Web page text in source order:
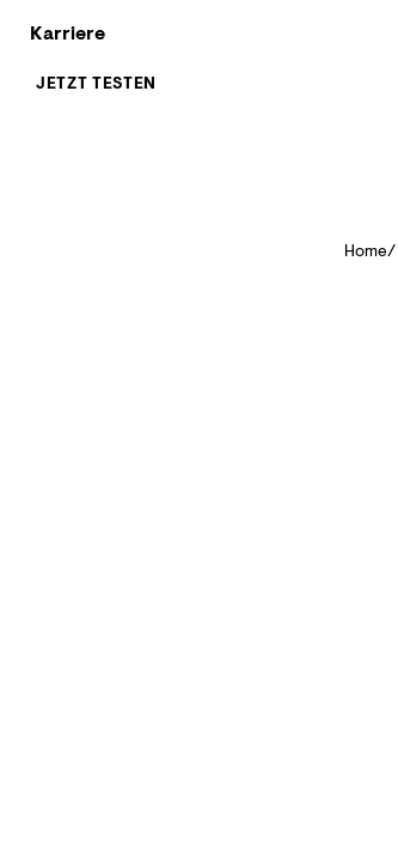
Karriere
JETZT TESTEN
Home